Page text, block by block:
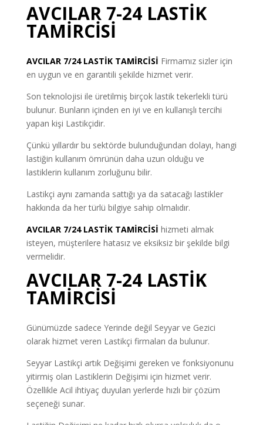
AVCILAR 7-24 LASTİK
TAMİRCİSİ
AVCILAR 7/24 LASTİK TAMİRCİSİ Firmamız sizler için
en uygun ve en garantili şekilde hizmet verir.
Son teknolojisi ile üretilmiş birçok lastik tekerlekli türü
bulunur. Bunların içinden en iyi ve en kullanışlı tercihi
yapan kişi Lastikçidir.
Çünkü yıllardır bu sektörde bulunduğundan dolayı, hangi
lastiğin kullanım ömrünün daha uzun olduğu ve
lastiklerin kullanım zorluğunu bilir.
Lastikçi aynı zamanda sattığı ya da satacağı lastikler
hakkında da her türlü bilgiye sahip olmalıdır.
AVCILAR 7/24 LASTİK TAMİRCİSİ hizmeti almak
isteyen, müşterilere hatasız ve eksiksiz bir şekilde bilgi
vermelidir.
AVCILAR 7-24 LASTİK
TAMİRCİSİ
Günümüzde sadece Yerinde değil Seyyar ve Gezici
olarak hizmet veren Lastikçi firmaları da bulunur.
Seyyar Lastikçi artık Değişimi gereken ve fonksiyonunu
yitirmiş olan Lastiklerin Değişimi için hizmet verir.
Özellikle Acil ihtiyaç duyulan yerlerde hızlı bir çözüm
seçeneği sunar.